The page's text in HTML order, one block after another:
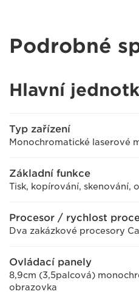
Podrobné
Hlavní
Typ zařízení
Monochromatické laserové
Základní funkce
Tisk, kopírování, skenování,
Procesor / rychlost
Dva zakázkové procesory
Ovládací panely
8,9cm (3,5palcová)
obrazovka